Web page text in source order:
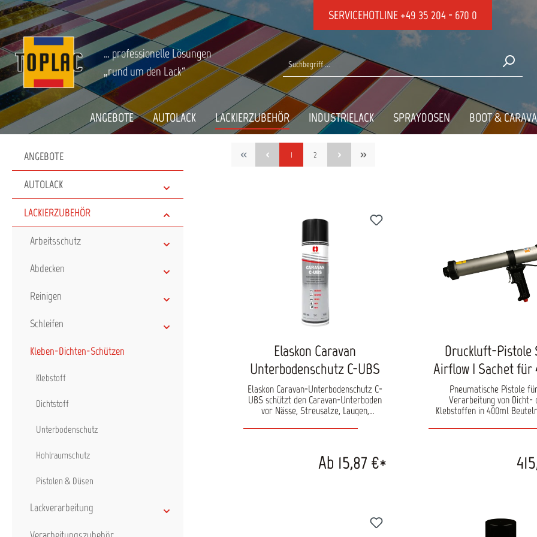
Zur Hauptnavigation springen SERVICEHOTLINE+49 35 204 - 670 0
… professionelle Lösungen
„rund um den Lack“
ANGEBOTE AUTOLACK LACKIERZUBEHÖR INDUSTRIELACK SPRAYDOSEN BOOT &
Startseite LACKIERZUBEHÖR Kleben-Dichten-Schützen
KLEBEN-
ANGEBOTE
AUTOLACK
LACKIERZUBEHÖR
Arbeitsschutz
Abdecken
Reinigen
Schleifen
Kleben-Dichten-Schützen
Klebstoff
Dichtstoff
Unterbodenschutz
Hohlraumschutz
Pistolen & Düsen
Lackverarbeitung
1 2
Elaskon Caravan
Unterbodenschutz C-UBS
Elaskon Caravan-Unterbodenschutz C-
UBS schützt den Caravan-Unterboden
vor Nässe, Streusalze, Laugen,
Spritzwasser. Er ist ein speziell für
Wohnmobilen und anderen Fahrzeugen,
entwickelter atmungsaktiver, schwarzer
keine Spannungsrisse.Der Unterschied
zu herkömmlichen Unterbodenschutz-
Ab 15,87 €*
Druckluft-Pistole
Airflow I Sachet für
Beutel
Pneumatische Pistole
Verarbeitung von Dicht-
Klebstoffen in 400ml
gleichmäßiges Auspressen
Karosseriebetrieben.